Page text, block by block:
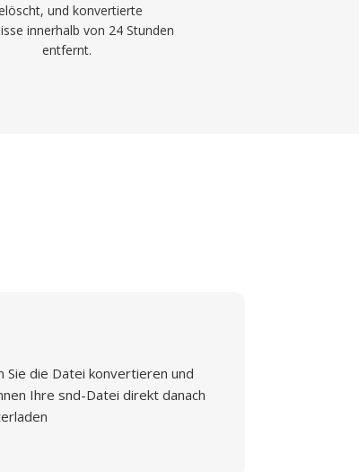
und konvertierte
innerhalb von 24 Stunden
entfernt.
Sie die Datei konvertieren und
Ihre snd-Datei direkt danach